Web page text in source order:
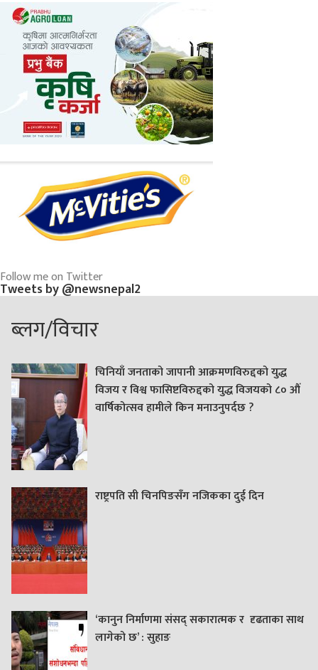
Follow me on Twitter
Tweets by @newsnepal2
ब्लग/विचार
चिनियाँ जनताको जापानी आक्रमणविरुद्दको युद्ध
विजय र विश्व फासिष्टविरुद्दको युद्ध विजयको ८० औं
वार्षिकोत्सव हामीले किन मनाउनुपर्दछ ?
राष्ट्रपति सी चिनपिङसँग नजिकका दुई दिन
‘कानुन निर्माणमा संसद् सकारात्मक र दृढताका साथ
लागेको छ’ : सुहाङ